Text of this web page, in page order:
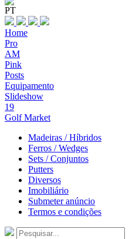
PT
Home
Pro
AM
Pink
Posts
Equipamento
Slideshow
19
Golf Market
Madeiras / Híbridos
Ferros / Wedges
Sets / Conjuntos
Putters
Diversos
Imobiliário
Submeter anúncio
Termos e condições